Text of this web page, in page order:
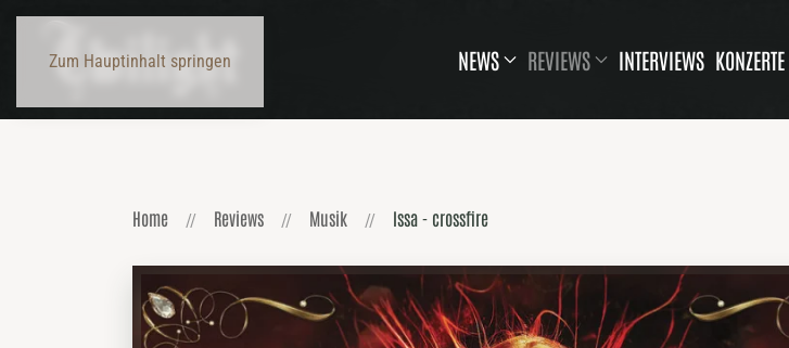
Zum Hauptinhalt springen NEWS REVIEWS INTERVIEWS KONZERTE
Home Reviews Musik Issa - crossfire